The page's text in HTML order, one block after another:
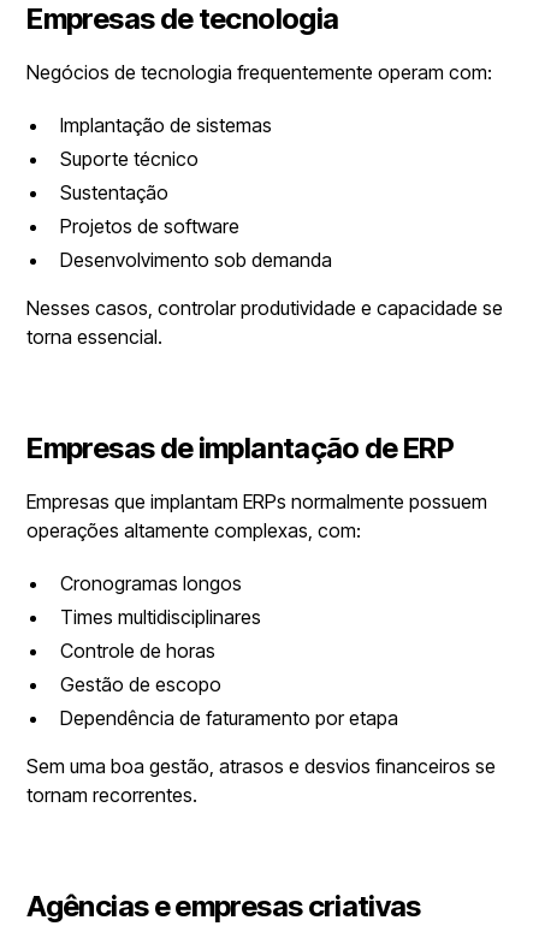
Empresas de tecnologia
Negócios de tecnologia frequentemente operam com:
Implantação de sistemas
Suporte técnico
Sustentação
Projetos de software
Desenvolvimento sob demanda
Nesses casos, controlar produtividade e capacidade se
torna essencial.
Empresas de implantação de ERP
Empresas que implantam ERPs normalmente possuem
operações altamente complexas, com:
Cronogramas longos
Times multidisciplinares
Controle de horas
Gestão de escopo
Dependência de faturamento por etapa
Sem uma boa gestão, atrasos e desvios financeiros se
tornam recorrentes.
Agências e empresas criativas